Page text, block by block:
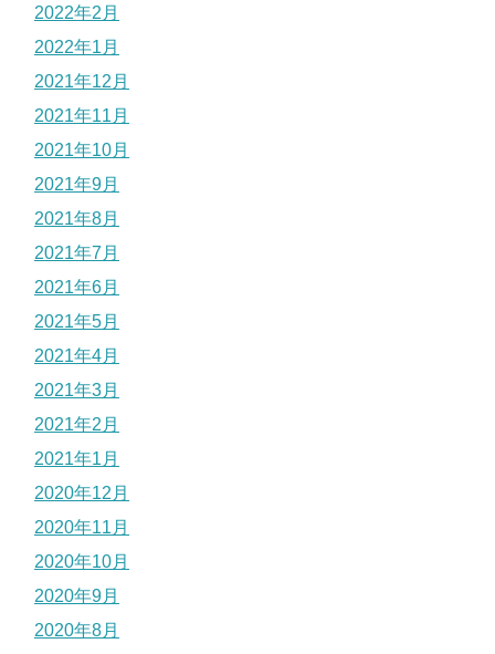
2022年2月
2022年1月
2021年12月
2021年11月
2021年10月
2021年9月
2021年8月
2021年7月
2021年6月
2021年5月
2021年4月
2021年3月
2021年2月
2021年1月
2020年12月
2020年11月
2020年10月
2020年9月
2020年8月